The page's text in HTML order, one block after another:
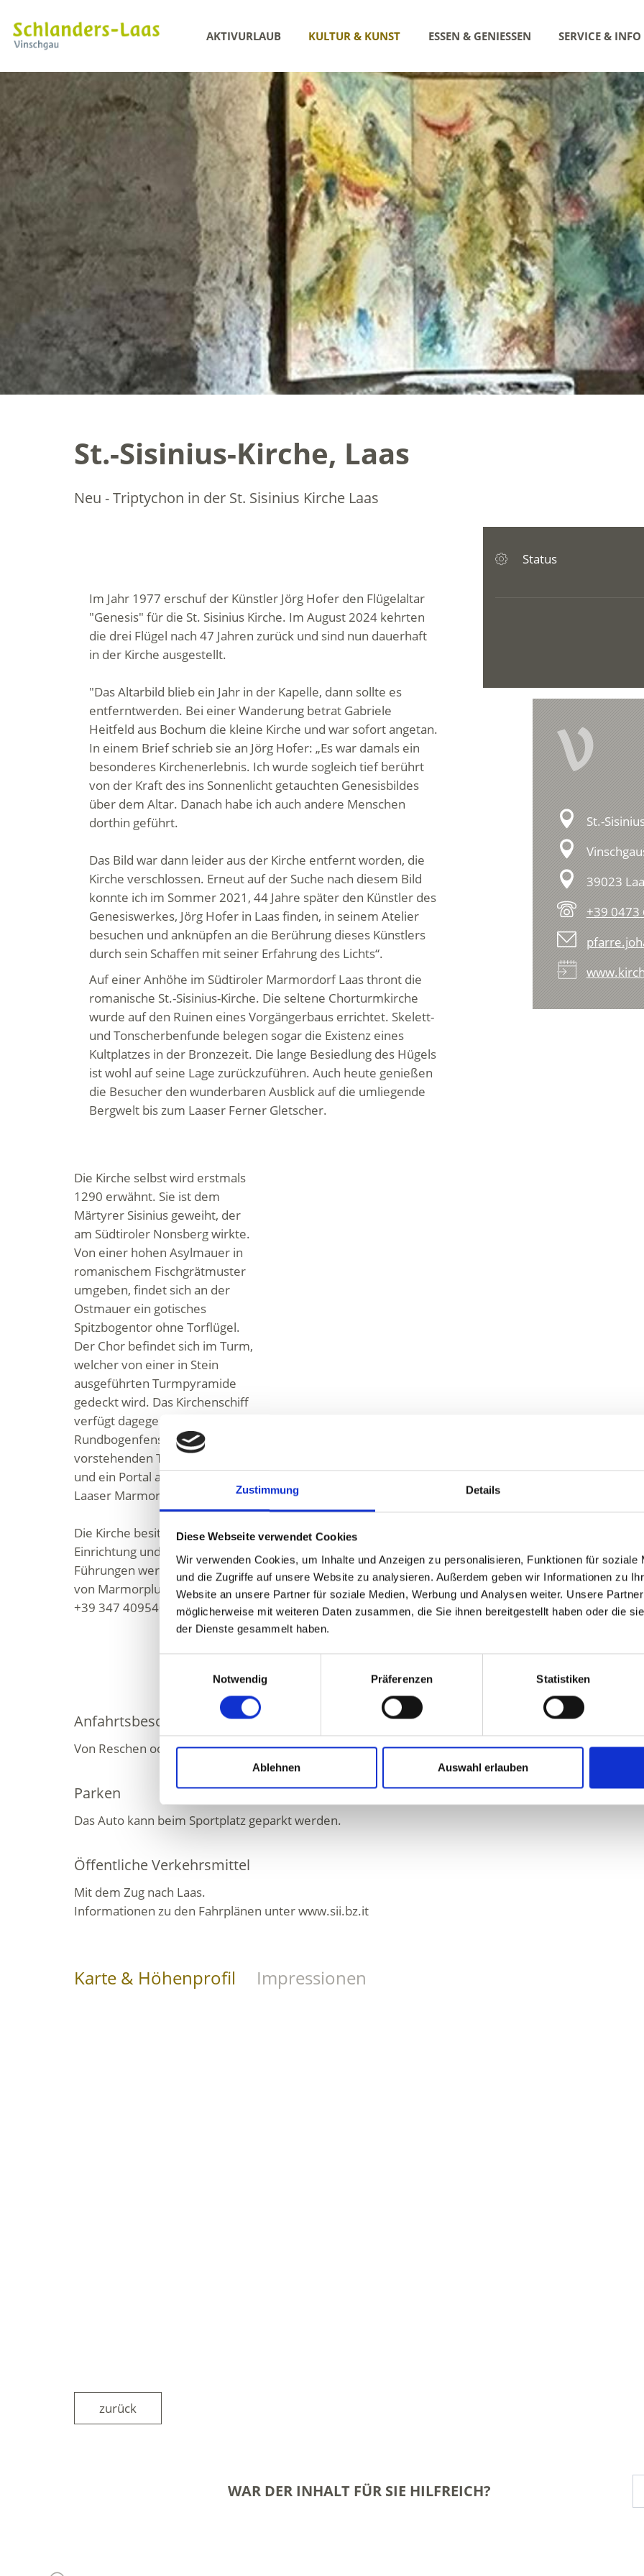
Zustimmung Details
Diese Webseite verwendet Cookies
Wir verwenden Cookies, um Inhalte und Anzeigen zu personalisieren, Funktionen für soziale
und die Zugriffe auf unsere Website zu analysieren. Außerdem geben wir Informationen zu
Website an unsere Partner für soziale Medien, Werbung und Analysen weiter. Unsere
möglicherweise mit weiteren Daten zusammen, die Sie ihnen bereitgestellt haben oder die
der Dienste gesammelt haben.
Notwendig
Präferenzen Statistiken
Ablehnen Auswahl erlauben
AKTIVURLAUB KULTUR & KUNST ESSEN & GENIESSEN SERVICE & INFO
St.-Sisinius-Kirche, Laas
Neu - Triptychon in der St. Sisinius Kirche Laas
Im Jahr 1977 erschuf der Künstler Jörg Hofer den Flügelaltar
"Genesis" für die St. Sisinius Kirche. Im August 2024 kehrten
die drei Flügel nach 47 Jahren zurück und sind nun dauerhaft
in der Kirche ausgestellt.
"Das Altarbild blieb ein Jahr in der Kapelle, dann sollte es
entferntwerden. Bei einer Wanderung betrat Gabriele
Heitfeld aus Bochum die kleine Kirche und war sofort angetan.
In einem Brief schrieb sie an Jörg Hofer: „Es war damals ein
besonderes Kirchenerlebnis. Ich wurde sogleich tief berührt
von der Kraft des ins Sonnenlicht getauchten Genesisbildes
über dem Altar. Danach habe ich auch andere Menschen
dorthin geführt.
Das Bild war dann leider aus der Kirche entfernt worden, die
Kirche verschlossen. Erneut auf der Suche nach diesem Bild
konnte ich im Sommer 2021, 44 Jahre später den Künstler des
Genesiswerkes, Jörg Hofer in Laas finden, in seinem Atelier
besuchen und anknüpfen an die Berührung dieses Künstlers
durch sein Schaffen mit seiner Erfahrung des Lichts“.
Auf einer Anhöhe im Südtiroler Marmordorf Laas thront die
romanische St.-Sisinius-Kirche. Die seltene Chorturmkirche
wurde auf den Ruinen eines Vorgängerbaus errichtet. Skelett-
und Tonscherbenfunde belegen sogar die Existenz eines
Kultplatzes in der Bronzezeit. Die lange Besiedlung des Hügels
ist wohl auf seine Lage zurückzuführen. Auch heute genießen
die Besucher den wunderbaren Ausblick auf die umliegende
Bergwelt bis zum Laaser Ferner Gletscher.
Die Kirche selbst wird erstmals
1290 erwähnt. Sie ist dem
Märtyrer Sisinius geweiht, der
am Südtiroler Nonsberg wirkte.
Von einer hohen Asylmauer in
romanischem Fischgrätmuster
umgeben, findet sich an der
Ostmauer ein gotisches
Spitzbogentor ohne Torflügel.
Der Chor befindet sich im Turm,
welcher von einer in Stein
ausgeführten Turmpyramide
gedeckt wird. Das Kirchenschiff
verfügt dagegen über zwei
Rundbogenfenster, einen
vorstehenden Triumphbogen
und ein Portal aus reinem
Laaser Marmor.
Die Kirche besitzt keine sakrale
Einrichtung und ist geschlossen.
Führungen werden auf Anfrage
von Marmorplus angeboten. T
+39 347 4095404
Anfahrtsbeschreibung
Von Reschen oder Meran kommend nach Laas.
Parken
Das Auto kann beim Sportplatz geparkt werden.
Öffentliche Verkehrsmittel
Mit dem Zug nach Laas.
Informationen zu den Fahrplänen unter www.sii.bz.it
Status
V
St.-
39023
+39 0473
Karte & Höhenprofil Impressionen
zurück
WAR DER INHALT FÜR SIE HILFREICH?